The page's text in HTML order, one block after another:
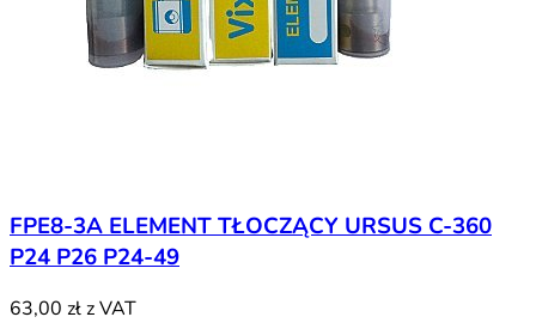
FPE8-3A ELEMENT TŁOCZĄCY URSUS C-360
P24 P26 P24-49
63,00 złz VAT